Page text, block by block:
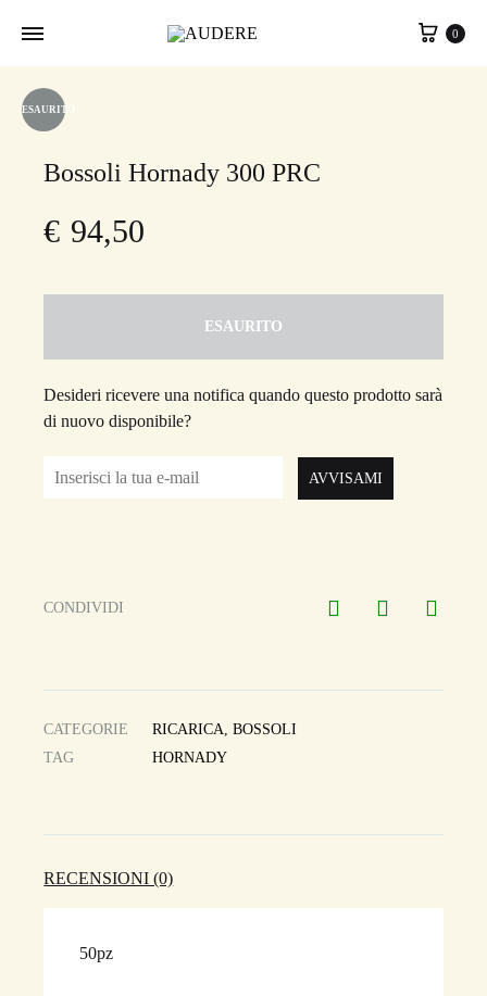
0
ESAURITO
Bossoli Hornady 300 PRC
€ 94,50
ESAURITO
Desideri ricevere una notifica quando questo prodotto sarà
di nuovo disponibile?
AVVISAMI
CONDIVIDI
CATEGORIE RICARICA ,BOSSOLI
TAG
HORNADY
RECENSIONI (0)
50pz